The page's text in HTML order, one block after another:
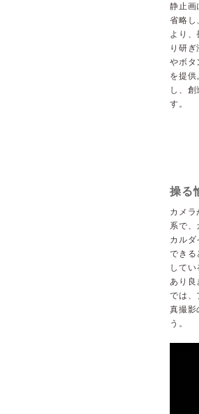
静止画
省略し
より、
り研
やボタ
を提
し、
す。
操る
カメ
系で
カル
できる
して
あり良
では、
真撮影
う。